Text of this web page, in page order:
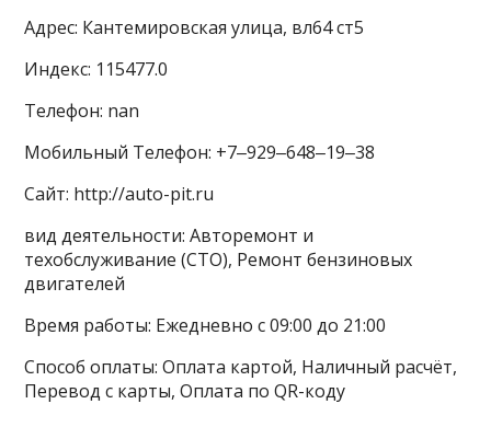
Адрес: Кантемировская улица, вл64 ст5
Индекс: 115477.0
Телефон: nan
Мобильный Телефон: +7‒929‒648‒19‒38
Сайт: http://auto-pit.ru
вид деятельности: Авторемонт и
техобслуживание (СТО), Ремонт бензиновых
двигателей
Время работы: Ежедневно с 09:00 до 21:00
Способ оплаты: Оплата картой, Наличный расчёт,
Перевод с карты, Оплата по QR-коду